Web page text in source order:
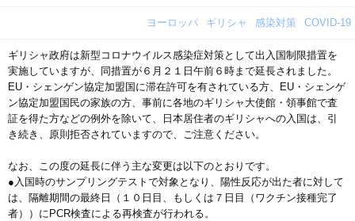
ヨーロッパ ギリシャ 感染対策 COVID-19
ギリシャ政府は新型コロナウイルス感染症対策として出入国制限措置を
実施していますが、同措置が６月２１日午前６時まで延長されました。
EU・シェンゲン協定加盟国に滞在許可を有されている方、EU・シェンゲ
ン協定加盟国民の家族の方、事前に各地のギリシャ大使館・領事館で査
証を得た方などの例外を除いて、日本居住者のギリシャへの入国は、引
き続き、原則拒否されていますので、ご注意ください。
なお、この度の延長に伴う主な変更は以下のとおりです。
●入国時のサンプリングテストで対象となり、陽性反応が出た者に対して
は、隔離期間の最終日（１０日目、もしくは７日目（ワクチン接種完了
者））にPCR検査による再検査が行われる。